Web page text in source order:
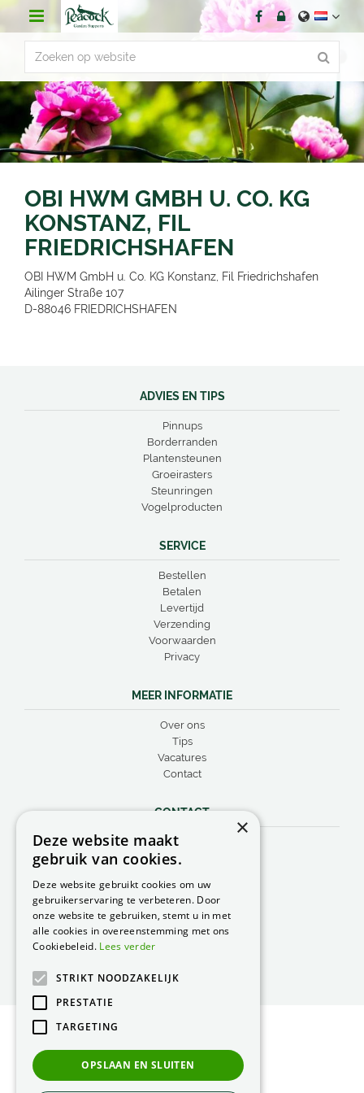
r
n
t
OBI HWM GMBH U. CO. KG
KONSTANZ, FIL
FRIEDRICHSHAFEN
OBI HWM GmbH u. Co. KG Konstanz, Fil Friedrichshafen
Ailinger Straße 107
D-88046 FRIEDRICHSHAFEN
ADVIES EN TIPS
Pinnups
Borderranden
Plantensteunen
Groeirasters
Steunringen
Vogelproducten
SERVICE
Bestellen
Betalen
Levertijd
Verzending
Voorwaarden
Privacy
MEER INFORMATIE
Over ons
Tips
Vacatures
Contact
CONTACT
Peacock Garden Supports
Industrieweg 22
Nederland
0499 57 40 80
F. 0499 57 40 84
E.peacock@peacock.nl
Privacy Statement
Green Solutions
×
Deze website maakt
gebruik van cookies.
Deze website gebruikt cookies om uw
gebruikerservaring te verbeteren. Door
onze website te gebruiken, stemt u in met
alle cookies in overeenstemming met ons
Cookiebeleid. Lees verder
STRIKT NOODZAKELIJK
PRESTATIE
TARGETING
OPSLAAN EN SLUITEN